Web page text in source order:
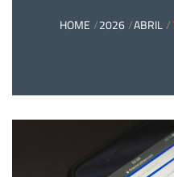
HOME 2026 ABRIL